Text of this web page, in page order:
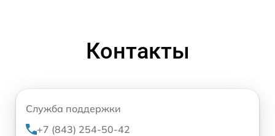
Контакты
Служба поддержки
+7 (843) 254-50-42